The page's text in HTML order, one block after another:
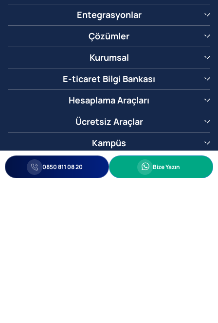
Entegrasyonlar
Çözümler
Kurumsal
E-ticaret Bilgi Bankası
Hesaplama Araçları
Ücretsiz Araçlar
Kampüs
0850 811 08 20 Whatsapp
Bize Yazın
0850 811 08 20